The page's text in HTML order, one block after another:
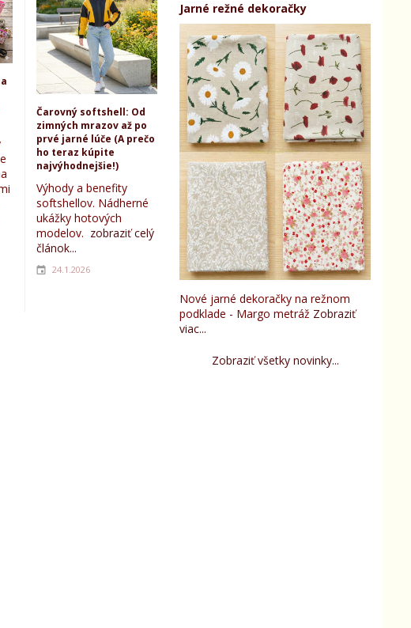
Jarné režné dekoračky
Nové jarné dekoračky na režnom
podklade - Margo metráž Zobraziť
viac...
Zobraziť všetky novinky...
Čarovný softshell: Od
zimných mrazov až po
prvé jarné lúče (A prečo
ho teraz kúpite
najvýhodnejšie!)
Výhody a benefity
softshellov. Nádherné
ukážky hotových
modelov. zobraziť celý
článok...
24.1.2026